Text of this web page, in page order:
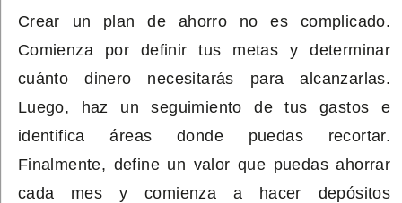
Crear un plan de ahorro no es complicado.
Comienza por definir tus metas y determinar
cuánto dinero necesitarás para alcanzarlas.
Luego, haz un seguimiento de tus gastos e
identifica áreas donde puedas recortar.
Finalmente, define un valor que puedas ahorrar
cada mes y comienza a hacer depósitos